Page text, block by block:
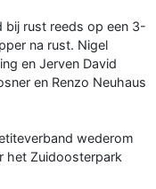
bij rust reeds op een 3-
na rust. Nigel
en Jerven David
en Renzo Neuhaus
wederom
het Zuidoosterpark